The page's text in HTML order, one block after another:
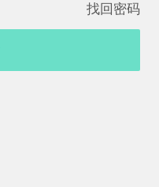
找回密码